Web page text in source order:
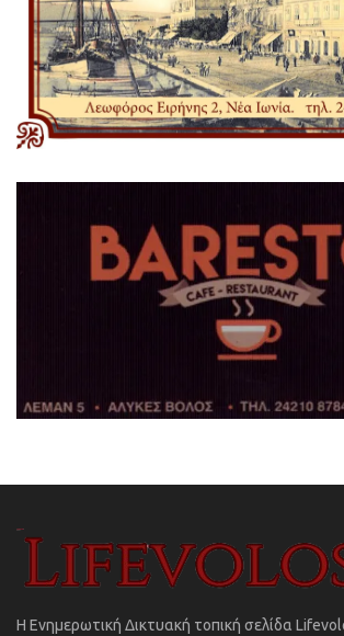
Η Ενημερωτική Δικτυακή τοπική σελίδα